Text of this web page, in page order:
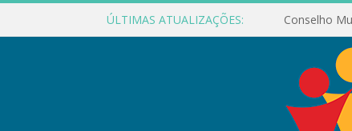
ÚLTIMAS ATUALIZAÇÕES: